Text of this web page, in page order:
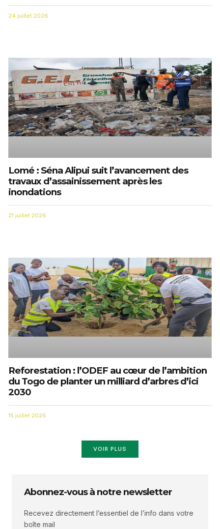
24 juillet 2026
Lomé : Séna Alipui suit l’avancement des
travaux d’assainissement après les
inondations
21 juillet 2026
Reforestation : l’ODEF au cœur de l’ambition
du Togo de planter un milliard d’arbres d’ici
2030
15 juillet 2026
VOIR PLUS
Abonnez-vous à notre newsletter
Recevez directement l’essentiel de l’info dans votre
boîte mail